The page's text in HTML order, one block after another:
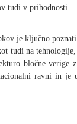
tudi v prihodnosti.
je ključno
tudi na
bločne verige
ravni in